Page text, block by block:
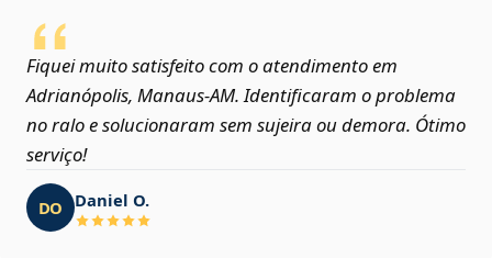
Fiquei muito satisfeito com o atendimento em
Adrianópolis, Manaus‑AM. Identificaram o problema
no ralo e solucionaram sem sujeira ou demora. Ótimo
serviço!
DO Daniel O.